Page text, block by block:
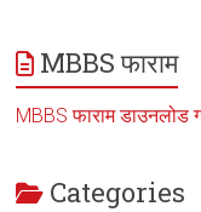
MBBS फाराम
MBBS फाराम डाउनलोड
Categories